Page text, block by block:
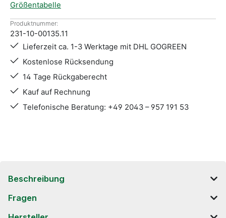
Größentabelle
Produktnummer:
231-10-00135.11
Lieferzeit ca. 1-3 Werktage mit DHL GOGREEN
Kostenlose Rücksendung
14 Tage Rückgaberecht
Kauf auf Rechnung
Telefonische Beratung: +49 2043 – 957 191 53
Beschreibung
Fragen